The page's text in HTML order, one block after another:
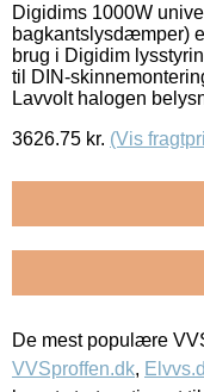
Digidims 1000W
bagkantslysdæmper)
brug i Digidim
til DIN-
Lavvolt halogen
3626.75 kr. (Vis
De mest populære
VVSproffen.dk,